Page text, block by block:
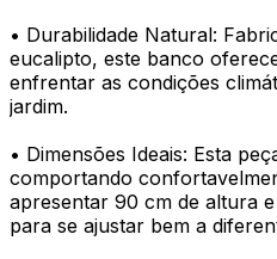
• Durabilidade Natural:
eucalipto, este banco
enfrentar as condições
jardim.
• Dimensões Ideais: Esta
comportando
apresentar 90 cm de altura
para se ajustar bem a